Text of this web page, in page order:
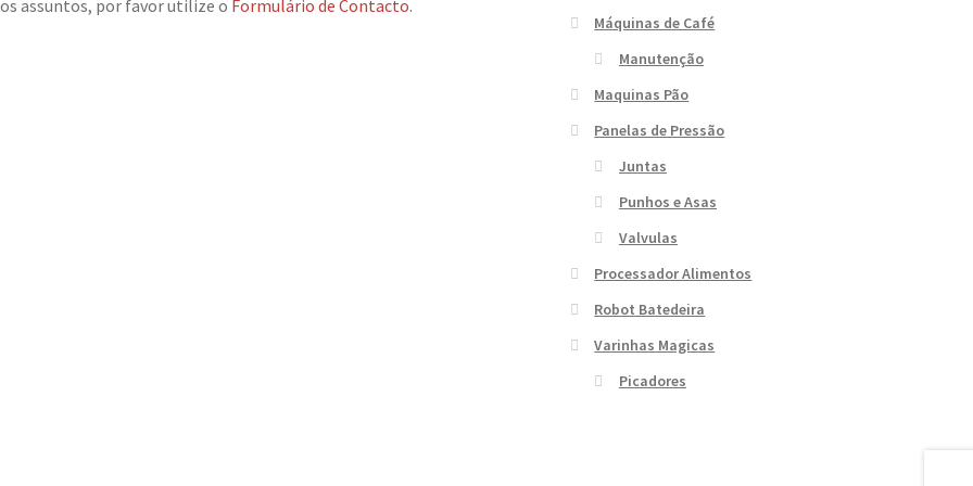
assuntos, por favor utilize o Formulário de Contacto.
Máquinas de Café
Manutenção
Maquinas Pão
Panelas de Pressão
Juntas
Punhos e Asas
Valvulas
Processador Alimentos
Robot Batedeira
Varinhas Magicas
Picadores